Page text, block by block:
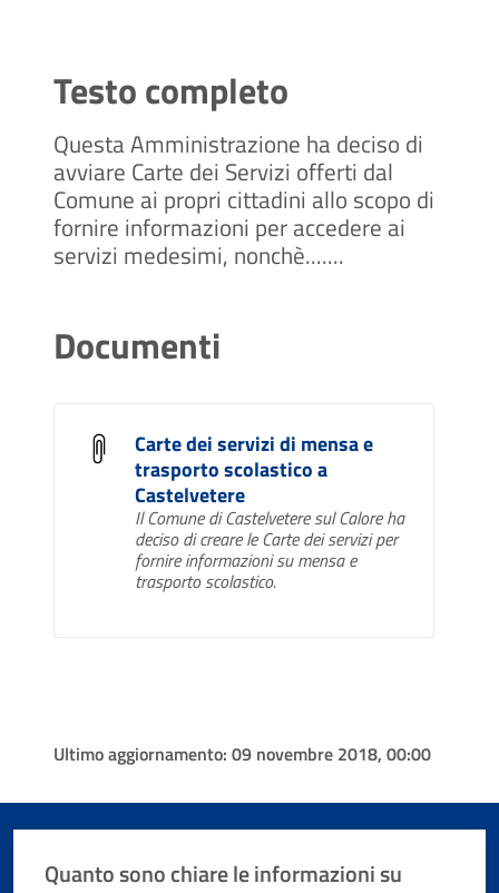
Testo completo
Questa Amministrazione ha deciso di
avviare Carte dei Servizi offerti dal
Comune ai propri cittadini allo scopo di
fornire informazioni per accedere ai
servizi medesimi, nonchè.......
Documenti
Carte dei servizi di mensa e
trasporto scolastico a
Castelvetere
Il Comune di Castelvetere sul Calore ha
deciso di creare le Carte dei servizi per
fornire informazioni su mensa e
trasporto scolastico.
Ultimo aggiornamento: 09 novembre 2018, 00:00
Quanto sono chiare le informazioni su